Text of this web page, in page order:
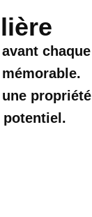
chaque
propriété